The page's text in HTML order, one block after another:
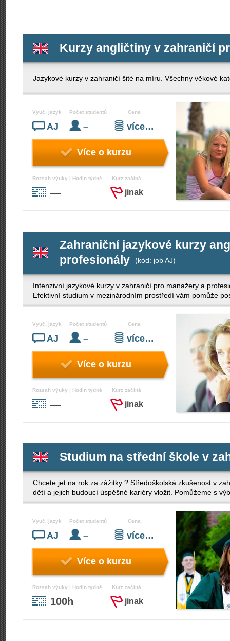
Kurzy angličtiny v zahraničí
Jazykové kurzy v zahraničí šité na míru. Všechny věkové
Vyuč. jazyk
AJ
Počet studentů
–
Cena
více…
Více o kurzu
Rozsah výuky | Hodin týdně
—
Kurz začíná
jinak
Zahraniční jazykové kurzy
profesionály
(kód: job AJ)
Intenzivní jazykové kurzy v zahraničí pro manažery a
Efektivní studium v mezinárodním prostředí vám pomůže
Vyuč. jazyk
AJ
Počet studentů
–
Cena
více…
Více o kurzu
Rozsah výuky | Hodin týdně
—
Kurz začíná
jinak
Studium na střední škole v
Chcete jet na rok za zážitky ? Středoškolská zkušenost v
dětí a jejich budoucí úspěšné kariéry vložit. Pomůžeme s
Vyuč. jazyk
AJ
Počet studentů
–
Cena
více…
Více o kurzu
Rozsah výuky | Hodin týdně
100h
Kurz začíná
jinak